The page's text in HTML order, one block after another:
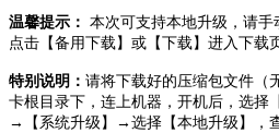
温馨提示： 本次可支持本地升级，请
点击【备用下载】或【下载】进入下载
特别说明： 请将下载好的压缩包文件（
卡根目录下，连上机器，开机后，选择
→【系统升级】→选择【本地升级】，